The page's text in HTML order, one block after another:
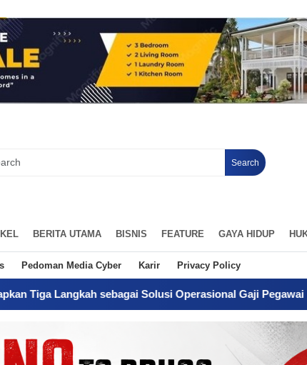
Search
BERITA UTAMA BISNIS FEATURE GAYA HIDUP
Pedoman Media Cyber Karir Privacy Policy
sebagai Solusi Operasional Gaji Pegawai Pemda- Dari